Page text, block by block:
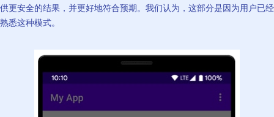
供更安全的结果，并更好地符合预期。我们认为，这部分是因为用户已经
熟悉这种模式。